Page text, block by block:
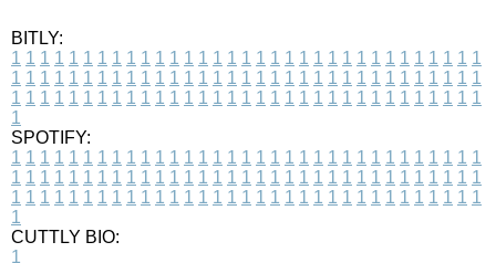
BITLY:
1 1 1 1 1 1 1 1 1 1 1 1 1 1 1 1 1 1 1 1 1 1 1 1 1 1 1 1 1 1 1 1 1
1 1 1 1 1 1 1 1 1 1 1 1 1 1 1 1 1 1 1 1 1 1 1 1 1 1 1 1 1 1 1 1 1
1 1 1 1 1 1 1 1 1 1 1 1 1 1 1 1 1 1 1 1 1 1 1 1 1 1 1 1 1 1 1 1 1
1
SPOTIFY:
1 1 1 1 1 1 1 1 1 1 1 1 1 1 1 1 1 1 1 1 1 1 1 1 1 1 1 1 1 1 1 1 1
1 1 1 1 1 1 1 1 1 1 1 1 1 1 1 1 1 1 1 1 1 1 1 1 1 1 1 1 1 1 1 1 1
1 1 1 1 1 1 1 1 1 1 1 1 1 1 1 1 1 1 1 1 1 1 1 1 1 1 1 1 1 1 1 1 1
1
CUTTLY BIO:
1